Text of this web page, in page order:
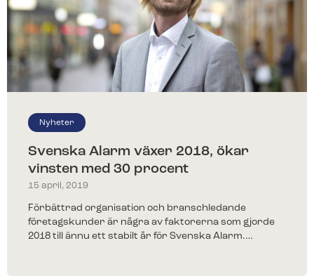
Nyheter
Svenska Alarm växer 2018, ökar
vinsten med 30 procent
15 april, 2019
Förbättrad organisation och branschledande
företagskunder är några av faktorerna som gjorde
2018 till ännu ett stabilt år för Svenska Alarm.…